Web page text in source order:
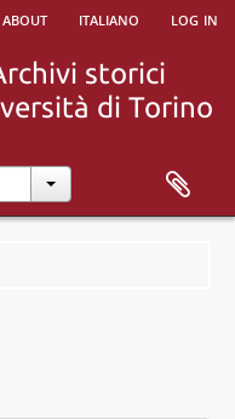
about italiano log in